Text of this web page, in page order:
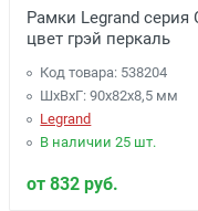
Рамки Legrand серия
цвет грэй перкаль
Код товара: 538204
ШхВхГ: 90x82x8,5 мм
Legrand
В наличии 25 шт.
от 832 руб.